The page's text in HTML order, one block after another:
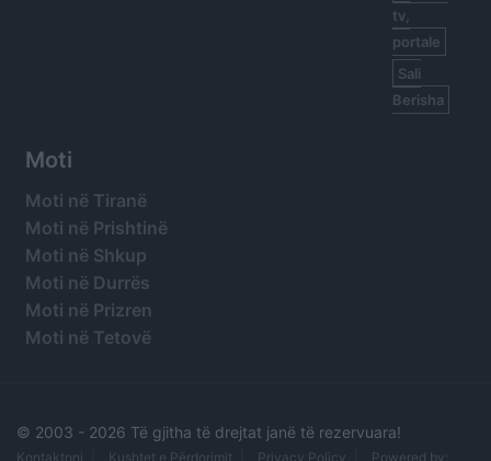
tv,
portale
Sali
Berisha
Moti
Moti në Tiranë
Moti në Prishtinë
Moti në Shkup
Moti në Durrës
Moti në Prizren
Moti në Tetovë
© 2003 - 2026 Të gjitha të drejtat janë të rezervuara!
Kontaktoni Kushtet e Përdorimit Privacy Policy Powered by: